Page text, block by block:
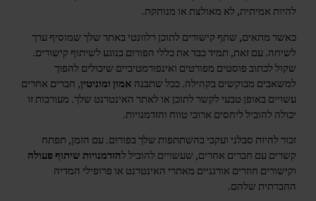
להיות אמיתית, לא מאולצת או מנותקת.
כאשר מתאים, שתף קישורים לתוכן רלוונטי באתר שלך שמוסיף ערך
לשיחה. עם זאת, תמיד כבד את כללי הפורום בנוגע לשיתוף קישורים.
שקול לכתוב פוסטים מפורטים ואינפורמטיביים שיכולים להפוך
למשאבים מבוקשים בקהילה. ככל שתבנה אמון ומוניטין, חברים אחרים
עשויים באופן טבעי לקשר לתוכן או לאתר האינטרנט שלך. מעורבות זו
יכולה להוביל ליחסים ארוכי טווח והזדמנויות.
זכור להיות סבלני ועקבי בהשתתפות שלך בפורום. עם הזמן, תפתח
קשרים עם חברים אחרים, שעשויים להוביל להזדמנויות שיתוף פעולה
וקישורים חוזרים אורגניים מאתרי האינטרנט או פרופילי המדיה
החברתית שלהם.